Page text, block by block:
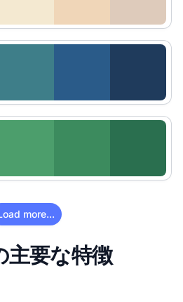
more...
主要な特徴